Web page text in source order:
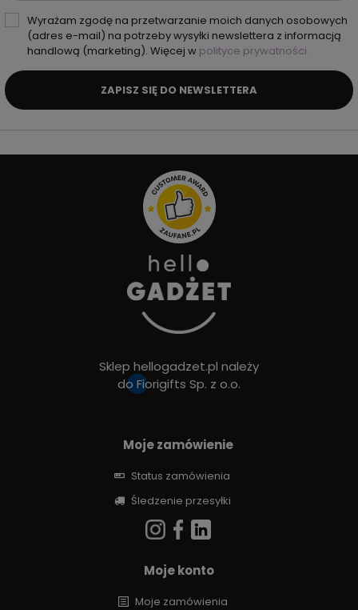
Wyrażam zgodę na przetwarzanie moich danych osobowych
(adres e-mail) na potrzeby wysyłki newslettera z informacją
handlową (marketing). Więcej w polityce prywatności.
ZAPISZ SIĘ DO NEWSLETTERA
Sklep hellogadzet.pl należy
do Fiorigifts Sp. z o.o.
Moje zamówienie
Status zamówienia
Śledzenie przesyłki
Moje konto
Moje zamówienia